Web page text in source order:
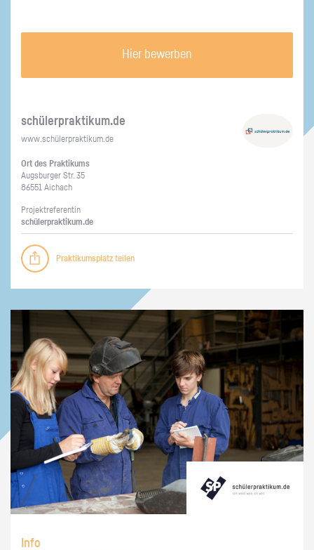
Hier bewerben
schü­ler­prak­ti­kum.de
www.​schüler​prak​tiku​m.​de
Ort des Prak­ti­kums
Augs­bur­ger Str. 35
86551 Aichach
Pro­jekt­re­fe­ren­tin
schü­ler­prak­ti­kum.de
Praktikumsplatz teilen
Info